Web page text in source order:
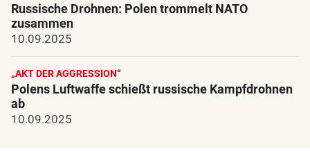
Russische Drohnen: Polen trommelt NATO
zusammen
10.09.2025
„AKT DER AGGRESSION“
Polens Luftwaffe schießt russische Kampfdrohnen
ab
10.09.2025